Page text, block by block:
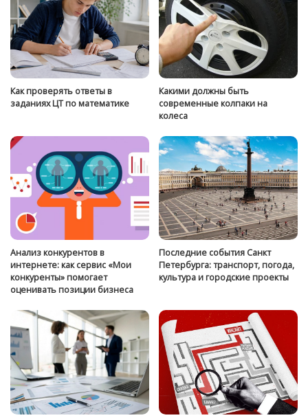
Как проверять ответы в
заданиях ЦТ по математике
Какими должны быть
современные колпаки на
колеса
Анализ конкурентов в
интернете: как сервис «Мои
конкуренты» помогает
оценивать позиции бизнеса
Последние события Санкт
Петербурга: транспорт, погода,
культура и городские проекты